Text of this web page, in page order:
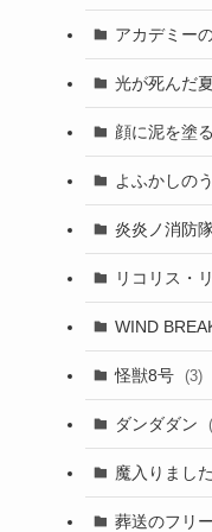
アカデミー
光が死んだ夏
顔に泥を塗る
よふかしの
炎炎ノ消防
リコリス・
WIND
怪獣8号 (3)
ダンダダン
魔入りまし
葬送のフリ